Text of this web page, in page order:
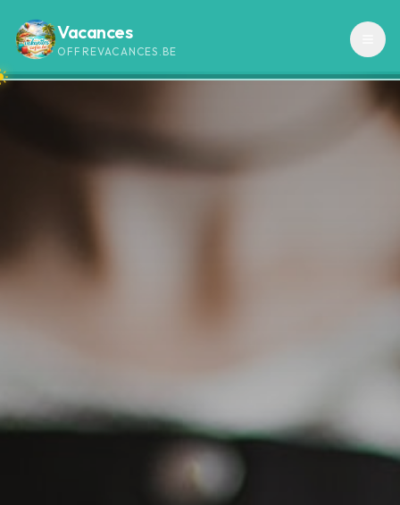
Vacances
OFFREVACANCES.BE